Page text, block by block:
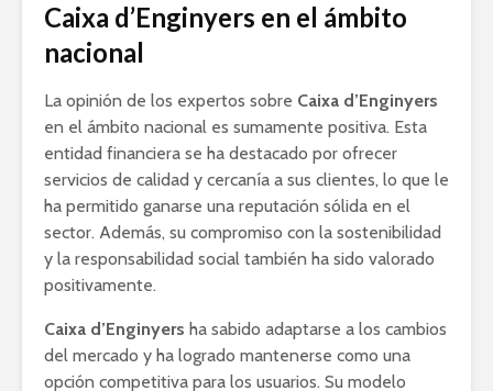
Caixa d’Enginyers en el ámbito
nacional
La opinión de los expertos sobre Caixa d’Enginyers
en el ámbito nacional es sumamente positiva. Esta
entidad financiera se ha destacado por ofrecer
servicios de calidad y cercanía a sus clientes, lo que le
ha permitido ganarse una reputación sólida en el
sector. Además, su compromiso con la sostenibilidad
y la responsabilidad social también ha sido valorado
positivamente.
Caixa d’Enginyers ha sabido adaptarse a los cambios
del mercado y ha logrado mantenerse como una
opción competitiva para los usuarios. Su modelo